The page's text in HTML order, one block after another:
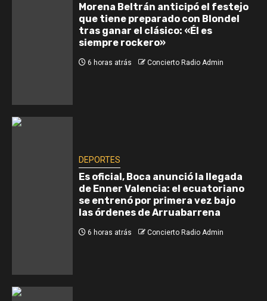
Morena Beltrán anticipó el festejo
que tiene preparado con Blondel
tras ganar el clásico: «Él es
siempre rockero»
6 horas atrás Concierto Radio Admin
DEPORTES
Es oficial, Boca anunció la llegada
de Enner Valencia: el ecuatoriano
se entrenó por primera vez bajo
las órdenes de Arruabarrena
6 horas atrás Concierto Radio Admin